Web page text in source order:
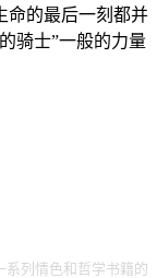
命的最后一刻都并
骑士”一般的力量
系列情色和哲学书籍的